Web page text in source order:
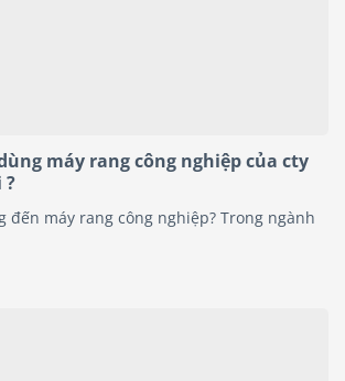
máy rang công nghiệp của cty
?
đến máy rang công nghiệp? Trong ngành